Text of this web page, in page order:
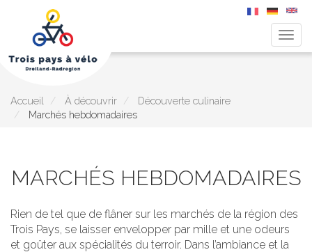
Aller
principal
Accueil À découvrir
Découverte culinaire
Marchés hebdomadaires
MARCHÉS HEBDOMADAIRES
Rien de tel que de flâner sur les marchés de la région des
Trois Pays, se laisser envelopper par mille et une odeurs
et goûter aux spécialités du terroir. Dans l’ambiance et la